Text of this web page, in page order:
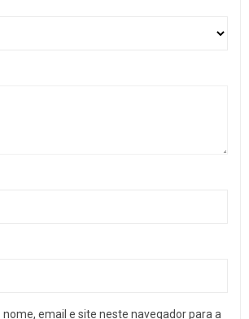
nome, email e site neste navegador para a